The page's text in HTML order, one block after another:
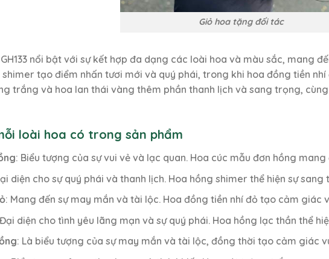
Giỏ hoa tặng đối tác
nổi bật với sự kết hợp đa dạng các loài hoa và màu sắc, mang
tạo điểm nhấn tươi mới và quý phái, trong khi hoa đồng tiền
trắng và hoa lan thái vàng thêm phần thanh lịch và sang trọng,
loài hoa có trong sản phẩm
: Biểu tượng của sự vui vẻ và lạc quan. Hoa cúc mẫu đơn hồng
diện cho sự quý phái và thanh lịch. Hoa hồng shimer thể hiện sự sang
: Mang đến sự may mắn và tài lộc. Hoa đồng tiền nhí đỏ tạo cảm giác
diện cho tình yêu lãng mạn và sự quý phái. Hoa hồng lạc thần thể
: Là biểu tượng của sự may mắn và tài lộc, đồng thời tạo cảm giác